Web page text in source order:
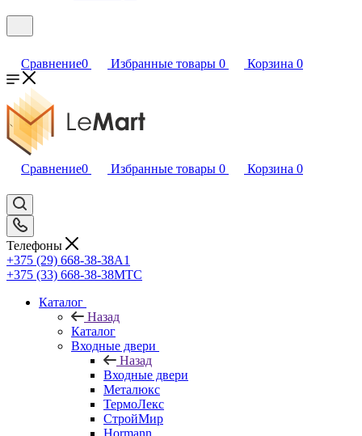
Сравнение0 Избранные товары 0 Корзина 0
Сравнение0 Избранные товары 0 Корзина 0
Телефоны
+375 (29) 668-38-38A1
+375 (33) 668-38-38МТС
Каталог
Назад
Каталог
Входные двери
Назад
Входные двери
Металюкс
ТермоЛекс
СтройМир
Hormann